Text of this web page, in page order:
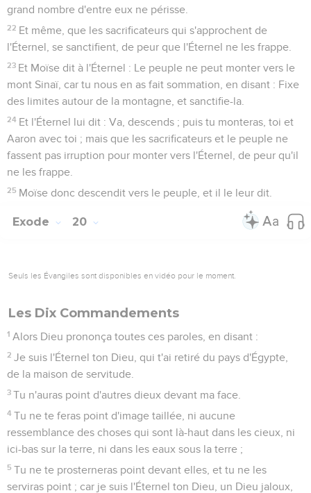
grand nombre d'entre eux ne périsse.
22 Et même, que les sacrificateurs qui s'approchent de
l'Éternel, se sanctifient, de peur que l'Éternel ne les frappe.
23 Et Moïse dit à l'Éternel : Le peuple ne peut monter vers le
mont Sinaï, car tu nous en as fait sommation, en disant : Fixe
des limites autour de la montagne, et sanctifie-la.
24 Et l'Éternel lui dit : Va, descends ; puis tu monteras, toi et
Aaron avec toi ; mais que les sacrificateurs et le peuple ne
fassent pas irruption pour monter vers l'Éternel, de peur qu'il
ne les frappe.
25 Moïse donc descendit vers le peuple, et il le leur dit.
Exode 20
Seuls les Évangiles sont disponibles en vidéo pour le moment.
Les Dix Commandements
1 Alors Dieu prononça toutes ces paroles, en disant :
2 Je suis l'Éternel ton Dieu, qui t'ai retiré du pays d'Égypte,
de la maison de servitude.
3 Tu n'auras point d'autres dieux devant ma face.
4 Tu ne te feras point d'image taillée, ni aucune
ressemblance des choses qui sont là-haut dans les cieux, ni
ici-bas sur la terre, ni dans les eaux sous la terre ;
5 Tu ne te prosterneras point devant elles, et tu ne les
serviras point ; car je suis l'Éternel ton Dieu, un Dieu jaloux,